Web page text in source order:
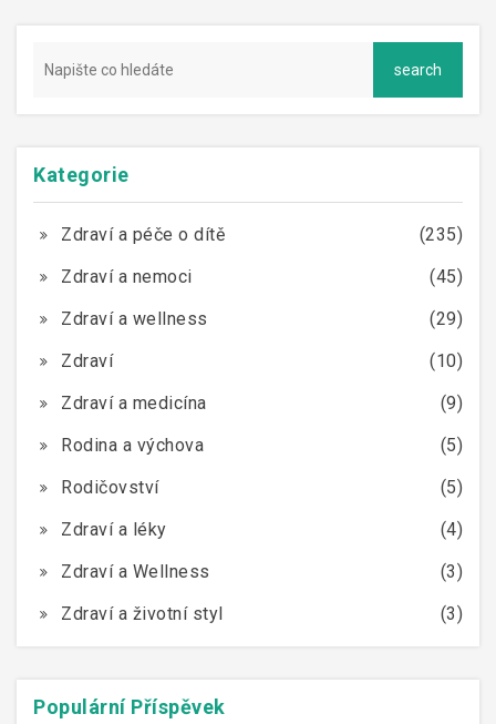
Kategorie
Zdraví a péče o dítě
(235)
Zdraví a nemoci
(45)
Zdraví a wellness
(29)
Zdraví
(10)
Zdraví a medicína
(9)
Rodina a výchova
(5)
Rodičovství
(5)
Zdraví a léky
(4)
Zdraví a Wellness
(3)
Zdraví a životní styl
(3)
Populární Příspěvek